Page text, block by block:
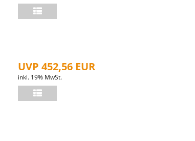
UVP 452,56 EUR
inkl. 19% MwSt.